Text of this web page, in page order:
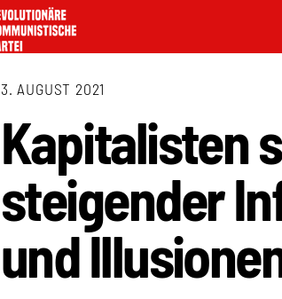
3. AUGUST 2021
Kapitalisten
steigender
und